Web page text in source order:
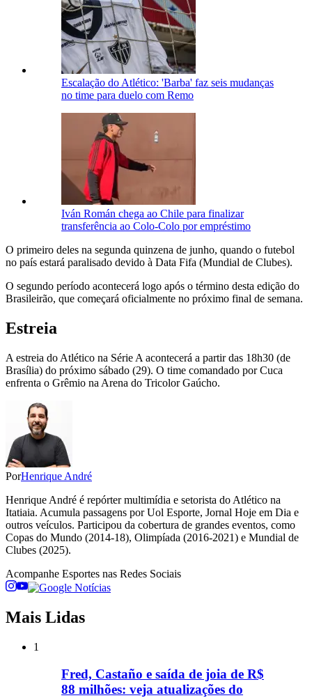
Escalação do Atlético: 'Barba' faz seis mudanças
no time para duelo com Remo
Iván Román chega ao Chile para finalizar
transferência ao Colo-Colo por empréstimo
O primeiro deles na segunda quinzena de junho, quando o futebol
no país estará paralisado devido à Data Fifa (Mundial de Clubes).
O segundo período acontecerá logo após o término desta edição do
Brasileirão, que começará oficialmente no próximo final de semana.
Estreia
A estreia do Atlético na Série A acontecerá a partir das 18h30 (de
Brasília) do próximo sábado (29). O time comandado por Cuca
enfrenta o Grêmio na Arena do Tricolor Gaúcho.
PorHenrique André
Henrique André é repórter multimídia e setorista do Atlético na
Itatiaia. Acumula passagens por Uol Esporte, Jornal Hoje em Dia e
outros veículos. Participou da cobertura de grandes eventos, como
Copas do Mundo (2014-18), Olimpíada (2016-2021) e Mundial de
Clubes (2025).
Acompanhe Esportes nas Redes Sociais
Mais Lidas
1
Fred, Castaño e saída de joia de R$
88 milhões: veja atualizações do